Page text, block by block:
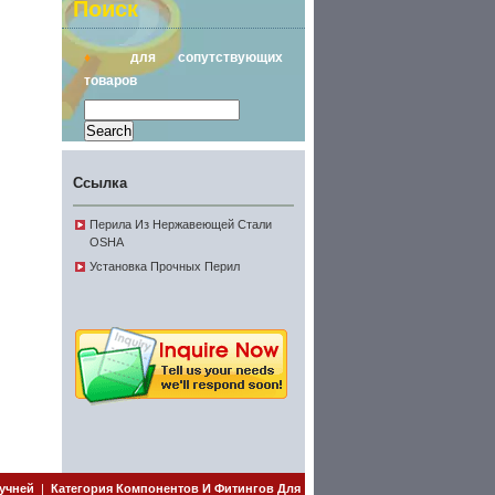
Поиск
♦
для сопутствующих
товаров
Ссылка
Перила Из Нержавеющей Стали
OSHA
Установка Прочных Перил
| Категория Компонентов И Фитингов Для